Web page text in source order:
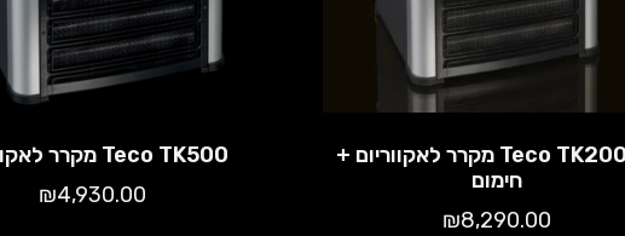
Teco TK2000H מקרר לאקווריום +
חימום
₪8,290.00
Teco TK500 מקרר לאקווריום
₪4,930.00